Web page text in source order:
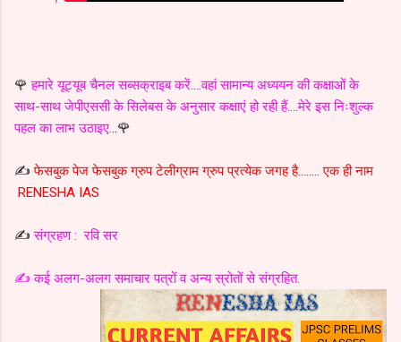
🌹हमारे यूट्यूब चैनल सब्सक्राइब करें....वहां सामान्य अध्ययन की कक्षाओं के
साथ-साथ जेपीएससी के सिलेबस के अनुसार कक्षाएं हो रही हैं....मेरे इस निःशुल्क
पहल का लाभ उठाइए. ..🌹
✍️फेसबुक पेज फेसबुक ग्रुप टेलीग्राम ग्रुप प्रत्येक जगह है........ एक ही नाम
RENESHA IAS
✍️संग्रहण : रवि सर
✍️ कई अलग-अलग समाचार पत्रों व अन्य स्रोतों से संग्रहित.